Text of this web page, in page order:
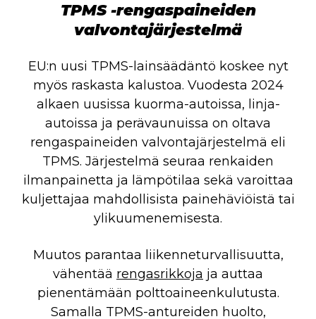
TPMS -rengaspaineiden
valvontajärjestelmä
EU:n uusi TPMS-lainsäädäntö koskee nyt
myös raskasta kalustoa. Vuodesta 2024
alkaen uusissa kuorma-autoissa, linja-
autoissa ja perävaunuissa on oltava
rengaspaineiden valvontajärjestelmä eli
TPMS. Järjestelmä seuraa renkaiden
ilmanpainetta ja lämpötilaa sekä varoittaa
kuljettajaa mahdollisista painehäviöistä tai
ylikuumenemisesta.
Muutos parantaa liikenneturvallisuutta,
vähentää rengasrikkoja ja auttaa
pienentämään polttoaineenkulutusta.
Samalla TPMS-antureiden huolto,